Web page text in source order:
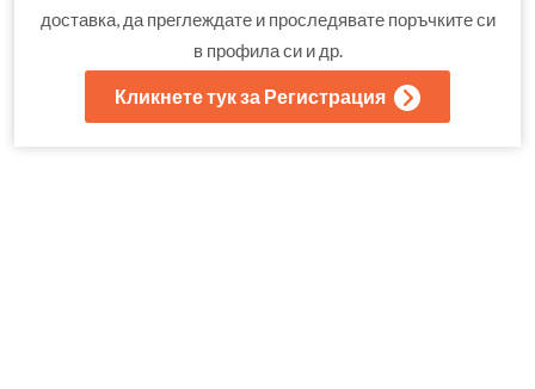
доставка, да преглеждате и проследявате поръчките си
в профила си и др.
Кликнете тук за Регистрация